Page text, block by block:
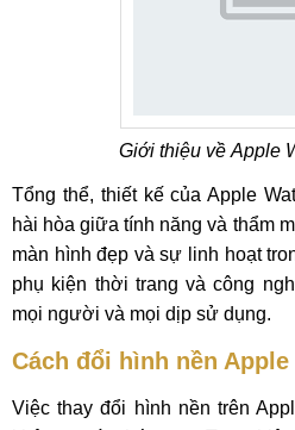
Giới thiệu về Apple
Tổng thể, thiết kế của Apple
hài hòa giữa tính năng và thẩm
màn hình đẹp và sự linh hoạt
phụ kiện thời trang và công
mọi người và mọi dịp sử dụng.
Cách đổi hình nền
Việc thay đổi hình nền trên